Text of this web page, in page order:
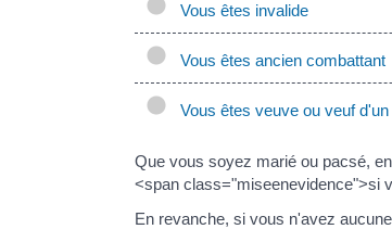
Vous êtes invalide
Vous êtes ancien combattant
Vous êtes veuve ou veuf
Que vous soyez marié ou pacsé,
<span class="miseenevidence">si
En revanche, si vous n'avez